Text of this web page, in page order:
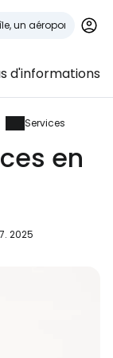
d'informations
Services
en
2025